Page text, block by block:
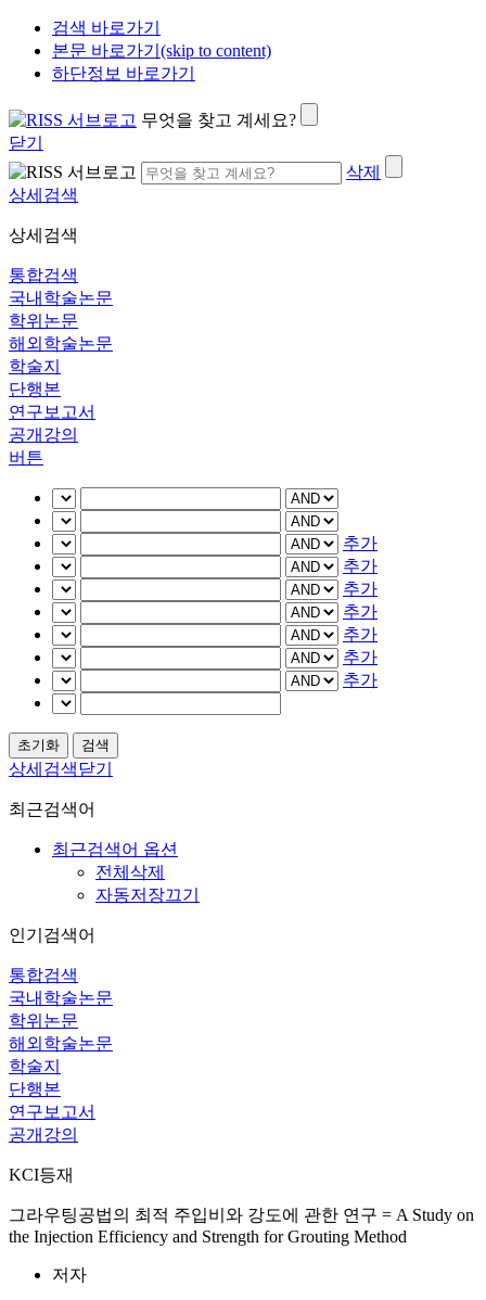
검색 바로가기
본문 바로가기(skip to content)
하단정보 바로가기
무엇을 찾고 계세요?
닫기
삭제
상세검색
상세검색
통합검색
국내학술논문
학위논문
해외학술논문
학술지
단행본
연구보고서
공개강의
버튼
추가
추가
추가
추가
추가
추가
추가
상세검색닫기
최근검색어
최근검색어 옵션
전체삭제
자동저장끄기
인기검색어
통합검색
국내학술논문
학위논문
해외학술논문
학술지
단행본
연구보고서
공개강의
KCI등재
그라우팅공법의 최적 주입비와 강도에 관한 연구 = A Study on
the Injection Efficiency and Strength for Grouting Method
저자